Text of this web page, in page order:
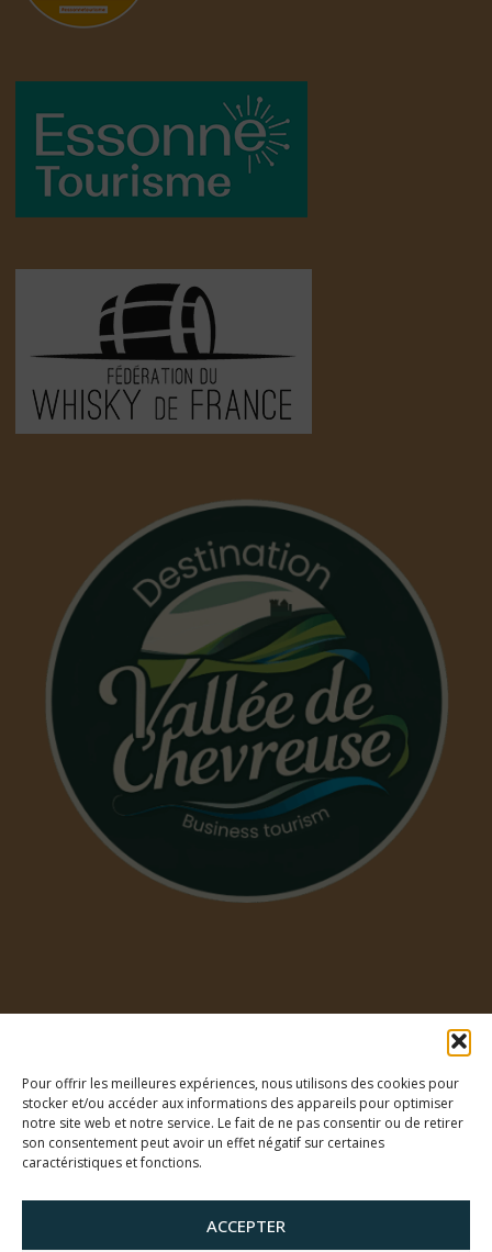
Pour offrir les meilleures expériences, nous utilisons des cookies pour
stocker et/ou accéder aux informations des appareils pour optimiser
notre site web et notre service. Le fait de ne pas consentir ou de retirer
son consentement peut avoir un effet négatif sur certaines
caractéristiques et fonctions.
ACCEPTER
©2026 La Fabrique à Alcools | Distillerie Chevreuse
CRÉATION DU SITE :ERIC SCHMIDT